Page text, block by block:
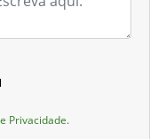
Privacidade.